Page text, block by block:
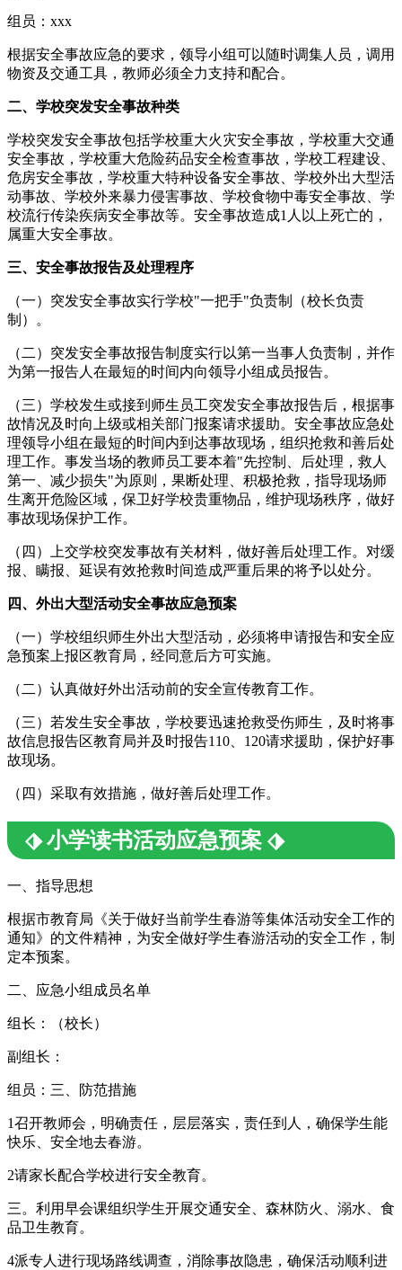
组员：xxx
根据安全事故应急的要求，领导小组可以随时调集人员，调用
物资及交通工具，教师必须全力支持和配合。
二、学校突发安全事故种类
学校突发安全事故包括学校重大火灾安全事故，学校重大交通
安全事故，学校重大危险药品安全检查事故，学校工程建设、
危房安全事故，学校重大特种设备安全事故、学校外出大型活
动事故、学校外来暴力侵害事故、学校食物中毒安全事故、学
校流行传染疾病安全事故等。安全事故造成1人以上死亡的，
属重大安全事故。
三、安全事故报告及处理程序
（一）突发安全事故实行学校"一把手"负责制（校长负责
制）。
（二）突发安全事故报告制度实行以第一当事人负责制，并作
为第一报告人在最短的时间内向领导小组成员报告。
（三）学校发生或接到师生员工突发安全事故报告后，根据事
故情况及时向上级或相关部门报案请求援助。安全事故应急处
理领导小组在最短的时间内到达事故现场，组织抢救和善后处
理工作。事发当场的教师员工要本着"先控制、后处理，救人
第一、减少损失"为原则，果断处理、积极抢救，指导现场师
生离开危险区域，保卫好学校贵重物品，维护现场秩序，做好
事故现场保护工作。
（四）上交学校突发事故有关材料，做好善后处理工作。对缓
报、瞒报、延误有效抢救时间造成严重后果的将予以处分。
四、外出大型活动安全事故应急预案
（一）学校组织师生外出大型活动，必须将申请报告和安全应
急预案上报区教育局，经同意后方可实施。
（二）认真做好外出活动前的安全宣传教育工作。
（三）若发生安全事故，学校要迅速抢救受伤师生，及时将事
故信息报告区教育局并及时报告110、120请求援助，保护好事
故现场。
（四）采取有效措施，做好善后处理工作。
⬗ 小学读书活动应急预案 ⬗
一、指导思想
根据市教育局《关于做好当前学生春游等集体活动安全工作的
通知》的文件精神，为安全做好学生春游活动的安全工作，制
定本预案。
二、应急小组成员名单
组长：（校长）
副组长：
组员：三、防范措施
1召开教师会，明确责任，层层落实，责任到人，确保学生能
快乐、安全地去春游。
2请家长配合学校进行安全教育。
三。利用早会课组织学生开展交通安全、森林防火、溺水、食
品卫生教育。
4派专人进行现场路线调查，消除事故隐患，确保活动顺利进